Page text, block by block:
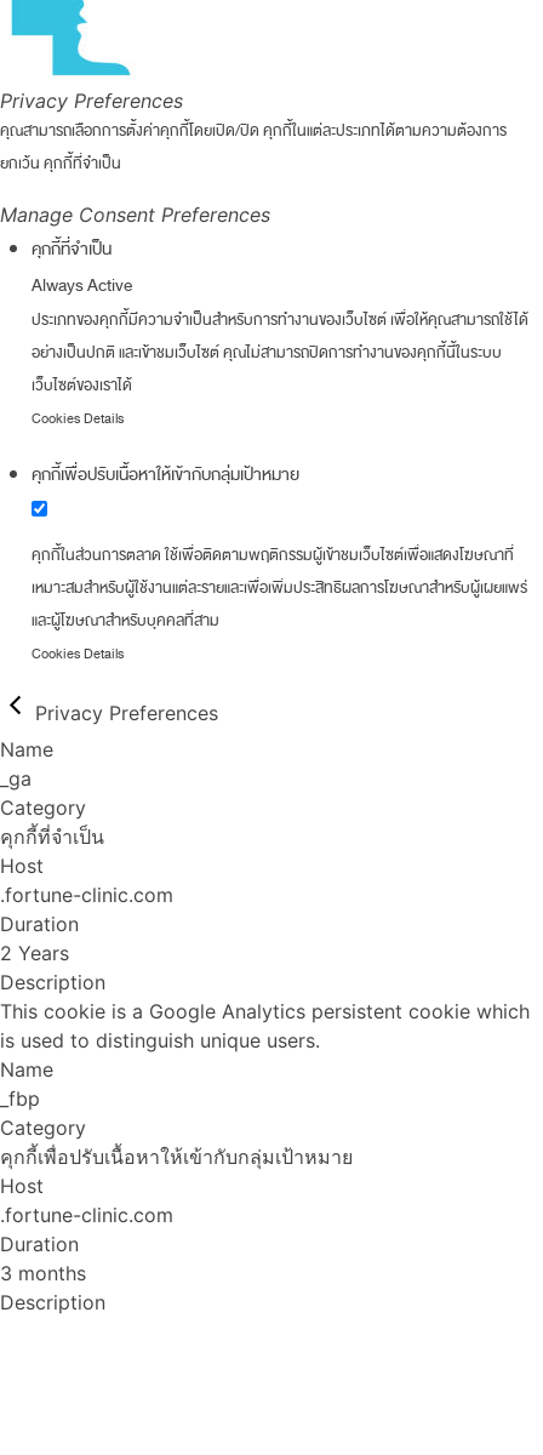
Privacy Preferences
คุณสามารถเลือกการตั้งค่าคุกกี้โดยเปิด/ปิด คุกกี้ในแต่ละประเภทได้ตามความต้องการ
ยกเว้น คุกกี้ที่จำเป็น
Manage Consent Preferences
คุกกี้ที่จำเป็น
Always Active
ประเภทของคุกกี้มีความจำเป็นสำหรับการทำงานของเว็บไซต์ เพื่อให้คุณสามารถใช้ได้
อย่างเป็นปกติ และเข้าชมเว็บไซต์ คุณไม่สามารถปิดการทำงานของคุกกี้นี้ในระบบ
เว็บไซต์ของเราได้
Cookies Details
คุกกี้เพื่อปรับเนื้อหาให้เข้ากับกลุ่มเป้าหมาย
คุกกี้ในส่วนการตลาด ใช้เพื่อติดตามพฤติกรรมผู้เข้าชมเว็บไซต์เพื่อแสดงโฆษณาที่
เหมาะสมสำหรับผู้ใช้งานแต่ละรายและเพื่อเพิ่มประสิทธิผลการโฆษณาสำหรับผู้เผยแพร่
และผู้โฆษณาสำหรับบุคคลที่สาม
Cookies Details
Privacy Preferences
Name
_ga
Category
คุกกี้ที่จำเป็น
Host
.fortune-clinic.com
Duration
2 Years
Description
This cookie is a Google Analytics persistent cookie which
is used to distinguish unique users.
Name
_fbp
Category
คุกกี้เพื่อปรับเนื้อหาให้เข้ากับกลุ่มเป้าหมาย
Host
.fortune-clinic.com
Duration
3 months
Description